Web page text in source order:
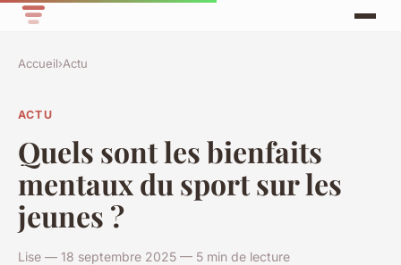
Accueil›Actu
ACTU
Quels sont les bienfaits
mentaux du sport sur les
jeunes ?
Lise — 18 septembre 2025 — 5 min de lecture